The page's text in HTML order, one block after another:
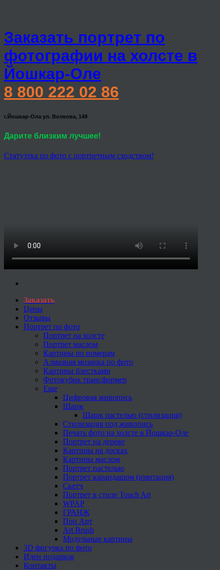
Заказать портрет по
фотографии на холсте в
Йошкар-Оле
8 800 222 02 86
г.Йошкар-Ола ул. Волкова, 149
Дарите близким лучшее!
Статуэтка по фото с портретным сходством!
Заказать
Цены
Отзывы
Портрет по фото
Портрет на холсте
Портрет маслом
Картины по номерам
Алмазная мозаика по фото
Картины блестками
Фотокубик трансформер
Еще
Цифровая живопись
Шарж
Шарж пастелью (стилизация)
Стилизация под живопись
Печать фото на холсте в Йошкар-Оле
Портрет на дереве
Картины на досках
Картины маслом
Портрет пастелью
Портрет карандашом (имитация)
Скетч
Портрет в стиле Touch Art
WPAP
ГРАНЖ
Поп Арт
Art Brush
Модульные картины
3D фигурка по фото
Идеи подарков
Контакты